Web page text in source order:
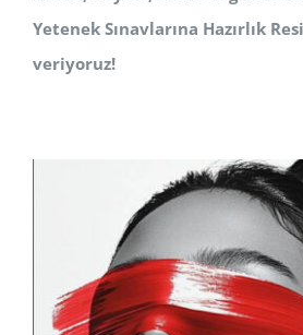
Yetenek Sınavlarına Hazırlık
veriyoruz!